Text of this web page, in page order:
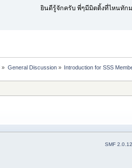
ยินดีรู้จักครับ พี่ๆมีมิตติ้งที่ไหนทัก
» General Discussion» Introduction for SSS
SMF 2.0.12